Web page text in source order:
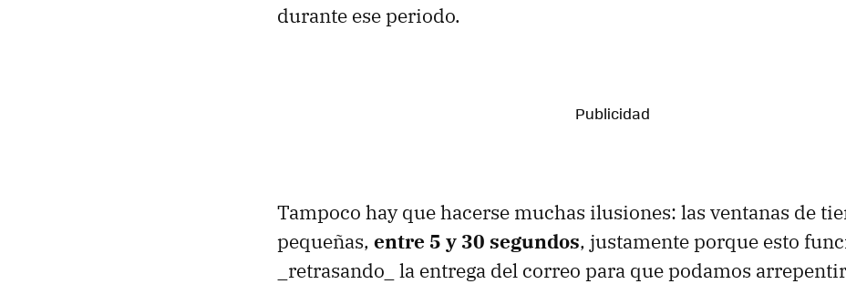
durante ese periodo.
Tampoco hay que hacerse muchas ilusiones: las ventanas de
pequeñas, entre 5 y 30 segundos, justamente porque esto
_retrasando_ la entrega del correo para que podamos